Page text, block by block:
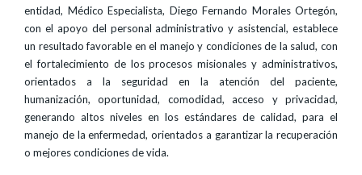
entidad, Médico Especialista, Diego Fernando Morales Ortegón,
con el apoyo del personal administrativo y asistencial, establece
un resultado favorable en el manejo y condiciones de la salud, con
el fortalecimiento de los procesos misionales y administrativos,
orientados a la seguridad en la atención del paciente,
humanización, oportunidad, comodidad, acceso y privacidad,
generando altos niveles en los estándares de calidad, para el
manejo de la enfermedad, orientados a garantizar la recuperación
o mejores condiciones de vida.